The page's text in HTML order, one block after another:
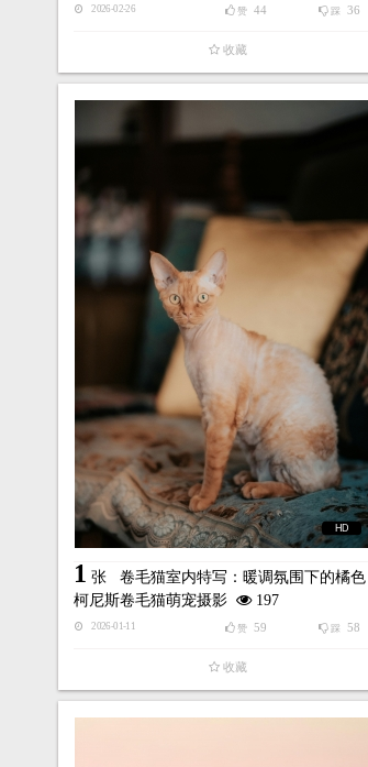
2026-02-26 踩 36
赞 44
收藏
HD
1 张 卷毛猫室内特写：暖调氛围下的橘色
柯尼斯卷毛猫萌宠摄影
197
2026-01-11 踩 58
赞 59
收藏